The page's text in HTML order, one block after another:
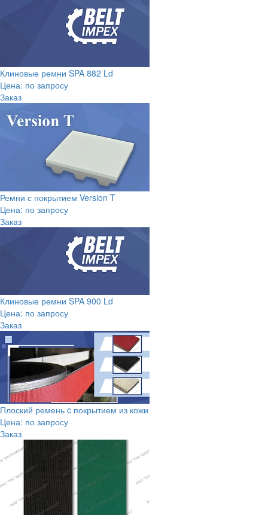
Клиновые ремни SPA 882 Ld
Цена: по запросу
Заказ
Ремни с покрытием Version T
Цена: по запросу
Заказ
Клиновые ремни SPA 900 Ld
Цена: по запросу
Заказ
Плоский ремень c покрытием из кожи
Цена: по запросу
Заказ